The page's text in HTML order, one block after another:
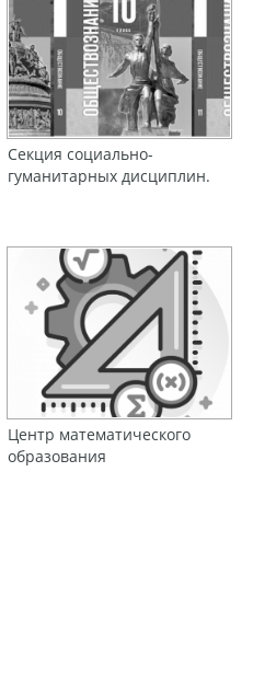
Секция социально-
гуманитарных дисциплин.
Центр математического
образования